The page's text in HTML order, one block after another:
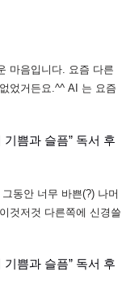
마음입니다. 요즘 다른
었거든요.^^ AI 는 요즘
쁨과 슬픔” 독서 후
동안 너무 바쁜(?) 나머
것저것 다른쪽에 신경쓸
쁨과 슬픔” 독서 후